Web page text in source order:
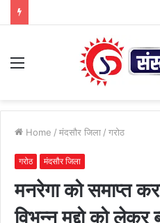
Menu
Home / मंदसौर जिला / गरोठ
गरोठ मंदसौर जिला
मनरेगा को समाप्त
विभन्न मुद्दो को